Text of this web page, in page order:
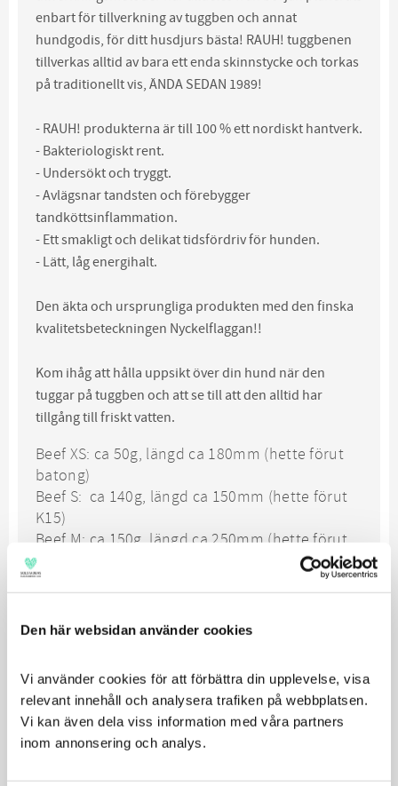
Den här websidan använder cookies
Vi använder cookies för att förbättra din upplevelse, visa
relevant innehåll och analysera trafiken på webbplatsen.
Vi kan även dela viss information med våra partners
inom annonsering och analys.
enbart för tillverkning av tuggben och annat
hundgodis, för ditt husdjurs bästa! RAUH! tuggbenen
tillverkas alltid av bara ett enda skinnstycke och torkas
på traditionellt vis, ÄNDA SEDAN 1989!
- RAUH! produkterna är till 100 % ett nordiskt hantverk.
- Bakteriologiskt rent.
- Undersökt och tryggt.
- Avlägsnar tandsten och förebygger
tandköttsinflammation.
- Ett smakligt och delikat tidsfördriv för hunden.
- Lätt, låg energihalt.
Den äkta och ursprungliga produkten med den finska
kvalitetsbeteckningen Nyckelflaggan!!
Kom ihåg att hålla uppsikt över din hund när den
tuggar på tuggben och att se till att den alltid har
tillgång till friskt vatten.
Beef XS: ca 50g, längd ca 180mm (hette förut
batong)
Beef S: ca 140g, längd ca 150mm (hette förut
K15)
Beef M: ca 150g, längd ca 250mm (hette förut
Nordisk 25)
Beef L: ca 300g, längd ca 400mm (hette förut
Beef XL: ca 400g, längd ca 550-600mm (hette